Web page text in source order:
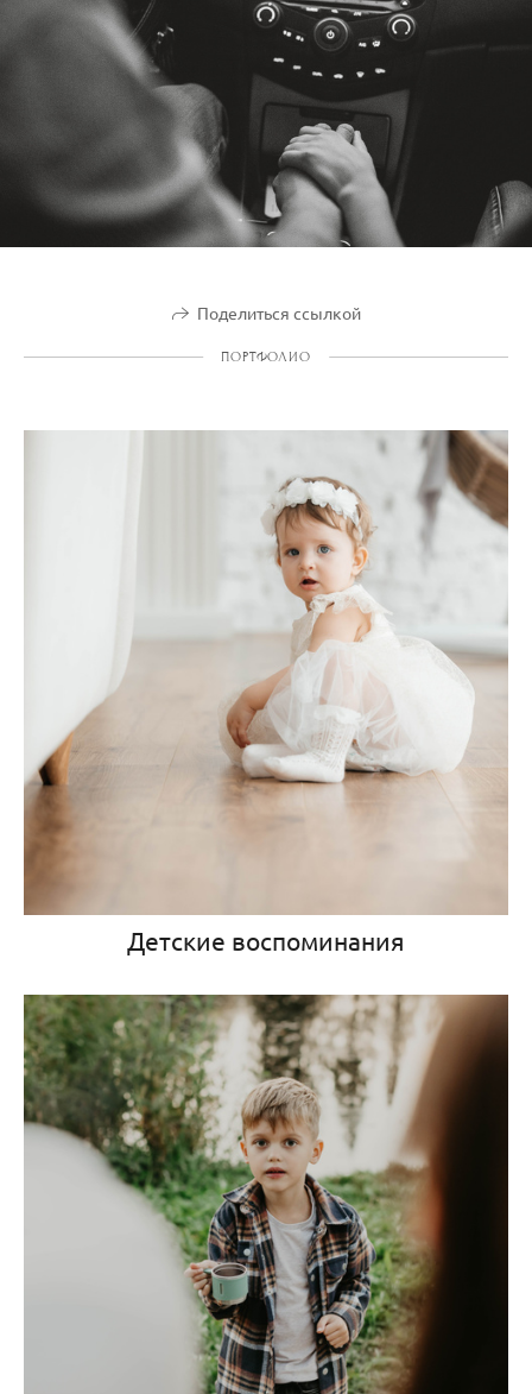
Поделиться ссылкой
ПОРТФОЛИО
Детские воспоминания